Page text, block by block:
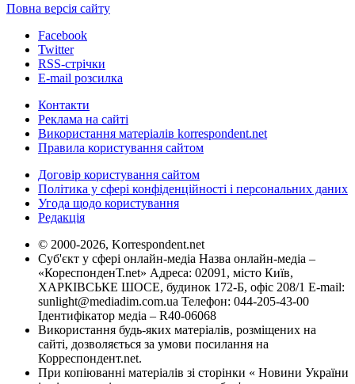
Повна версія сайту
Facebook
Twitter
RSS-стрічки
E-mail розсилка
Контакти
Реклама на сайті
Використання матеріалів korrespondent.net
Правила користування сайтом
Договір користування сайтом
Політика у сфері конфіденційності і персональних даних
Угода щодо користування
Редакція
© 2000-2026, Korrespondent.net
Суб'єкт у сфері онлайн-медіа Назва онлайн-медіа –
«КореспонденТ.net» Адреса: 02091, місто Київ,
ХАРКІВСЬКЕ ШОСЕ, будинок 172-Б, офіс 208/1 E-mail:
sunlight@mediadim.com.ua Телефон: 044-205-43-00
Ідентифікатор медіа – R40-06068
Використання будь-яких матеріалів, розміщених на
сайті, дозволяється за умови посилання на
Корреспондент.net.
При копіюванні матеріалів зі сторінки « Новини України